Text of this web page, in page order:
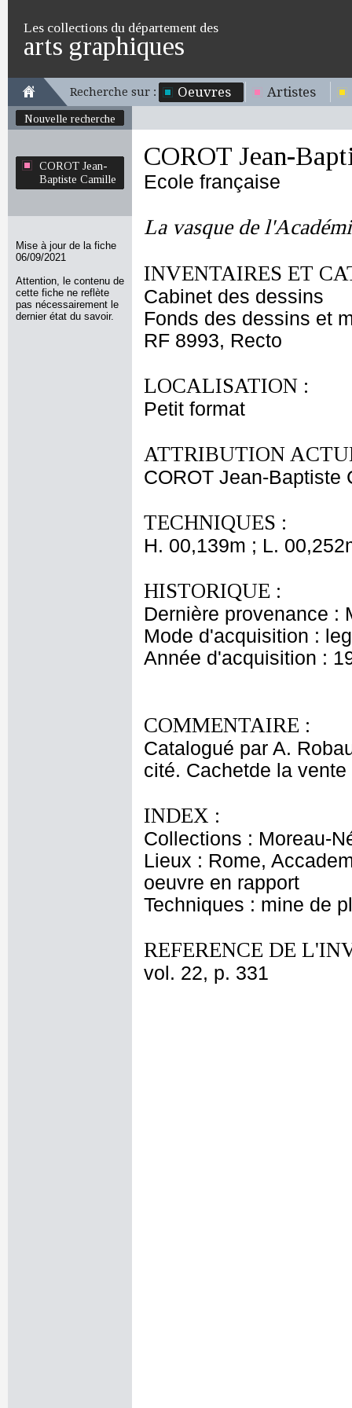
Les collections du département des
arts graphiques
Recherche sur : Oeuvres Artistes
Nouvelle recherche
COROT Jean-
Baptiste Camille
Mise à jour de la fiche
06/09/2021
Attention, le contenu de
cette fiche ne reflète
pas nécessairement le
dernier état du savoir.
COROT Jean-
Ecole française
La vasque de
INVENTAIRES ET
Cabinet des dessins
Fonds des dessins et
RF 8993, Recto
LOCALISATION :
Petit format
ATTRIBUTION
COROT Jean-Baptiste
TECHNIQUES :
H. 00,139m ; L.
HISTORIQUE :
Dernière provenance :
Mode d'acquisition :
Année d'acquisition :
COMMENTAIRE :
Catalogué par A.
cité. Cachetde la vente
INDEX :
Collections : Moreau-
Lieux : Rome,
oeuvre en rapport
Techniques : mine de
REFERENCE DE
vol. 22, p. 331